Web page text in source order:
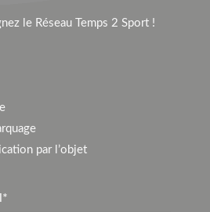
le Réseau Temps 2 Sport !
par l’objet